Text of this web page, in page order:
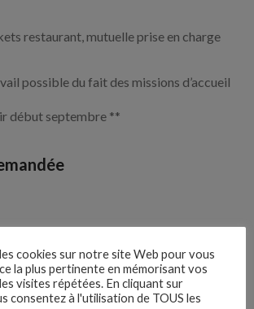
restaurant, mutuelle prise en charge
possible du fait des missions d’accueil
début septembre **
: 4
cookies sur notre site Web pour vous
la plus pertinente en mémorisant vos
visites répétées. En cliquant sur
consentez à l'utilisation de TOUS les